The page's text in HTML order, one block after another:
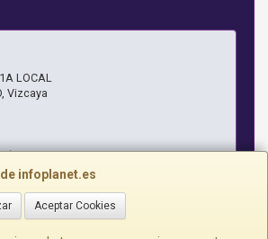
infoplanet.es
Aceptar Cookies
LOCAL
, Vizcaya